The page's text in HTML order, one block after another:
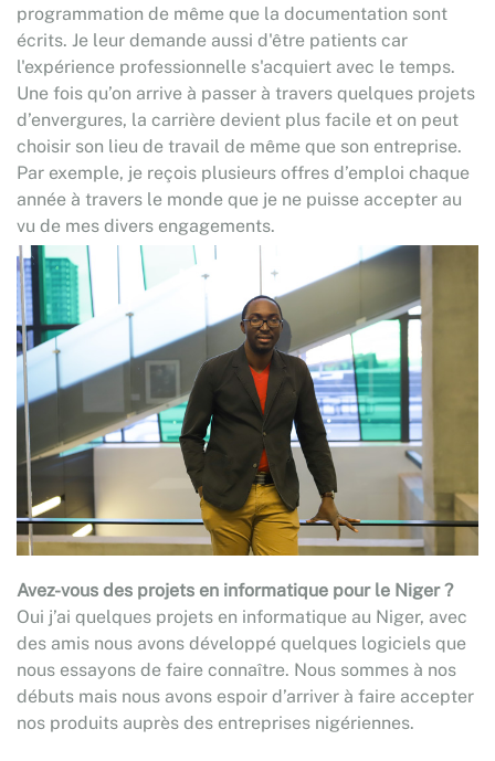
programmation de même que la documentation sont
écrits. Je leur demande aussi d'être patients car
l'expérience professionnelle s'acquiert avec le temps.
Une fois qu’on arrive à passer à travers quelques projets
d’envergures, la carrière devient plus facile et on peut
choisir son lieu de travail de même que son entreprise.
Par exemple, je reçois plusieurs offres d’emploi chaque
année à travers le monde que je ne puisse accepter au
vu de mes divers engagements.
Avez-vous des projets en informatique pour le Niger ?
Oui j’ai quelques projets en informatique au Niger, avec
des amis nous avons développé quelques logiciels que
nous essayons de faire connaître. Nous sommes à nos
débuts mais nous avons espoir d’arriver à faire accepter
nos produits auprès des entreprises nigériennes.